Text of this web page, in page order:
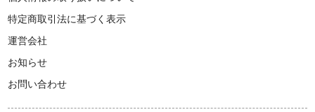
特定商取引法に基づく表示
運営会社
お知らせ
お問い合わせ